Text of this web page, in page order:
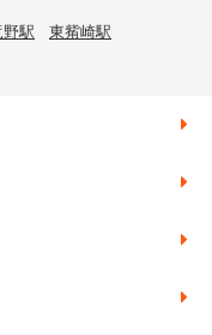
駅
東觜崎駅